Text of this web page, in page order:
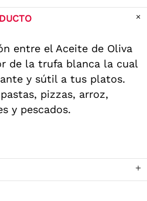
entre el Aceite de Oliva
de la trufa blanca la cual
y sútil a tus platos.
pizzas, arroz,
y pescados.